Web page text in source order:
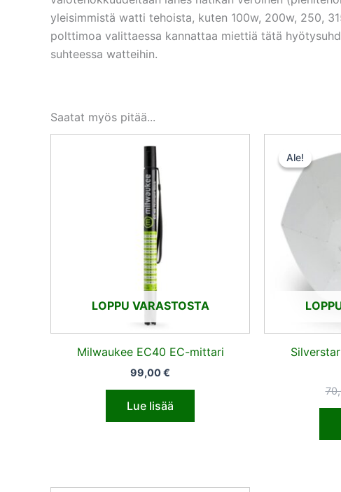
yleisimmistä watti tehoista, kuten 100w, 200w, 250,
polttimoa valittaessa kannattaa miettiä tätä
suhteessa watteihin.
Saatat myös pitää...
LOPPU VARASTOSTA
Milwaukee EC40 EC-mittari
99,00€
Lue lisää
Ale!
Ale!